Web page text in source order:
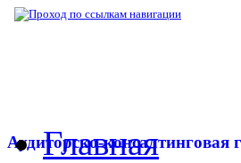
Аудиторско-консалтинговая
Главная